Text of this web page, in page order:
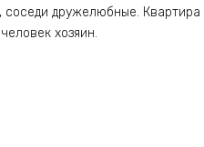
соседи дружелюбные. Квартира
хозяин.